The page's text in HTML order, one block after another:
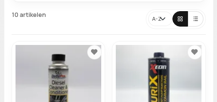
10 artikelen
Sorteren